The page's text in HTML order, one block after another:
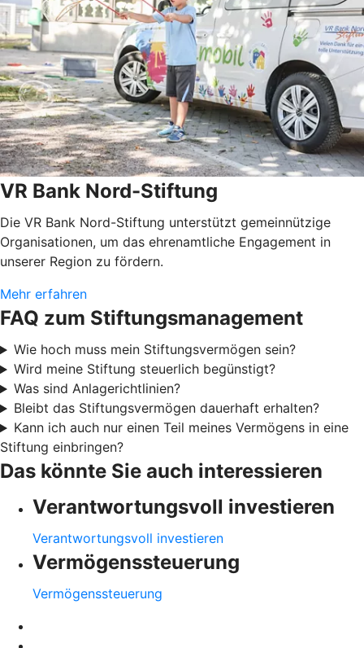
VR Bank Nord-Stiftung
Die VR Bank Nord-Stiftung unterstützt gemeinnützige
Organisationen, um das ehrenamtliche Engagement in
unserer Region zu fördern.
Mehr erfahren
FAQ zum Stiftungsmanagement
Wie hoch muss mein Stiftungsvermögen sein?
Wird meine Stiftung steuerlich begünstigt?
Was sind Anlagerichtlinien?
Bleibt das Stiftungsvermögen dauerhaft erhalten?
Kann ich auch nur einen Teil meines Vermögens in eine
Stiftung einbringen?
Das könnte Sie auch interessieren
Verantwortungsvoll investieren
Verantwortungsvoll investieren
Vermögenssteuerung
Vermögenssteuerung